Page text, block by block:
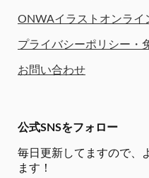
ONWAイラストオンライ
プライバシーポリシー・
お問い合わせ
公式SNSをフォロー
毎日更新してますので、
ます！